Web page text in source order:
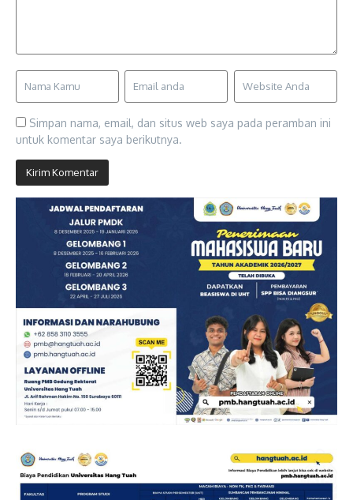
Simpan nama, email, dan situs web saya pada peramban ini
untuk komentar saya berikutnya.